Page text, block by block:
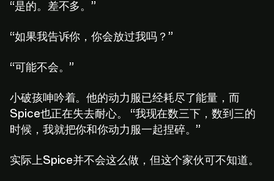
“是的。差不多。”
“如果我告诉你，你会放过我吗？”
“可能不会。”
小破孩呻吟着。他的动力服已经耗尽了能量，而
Spice也正在失去耐心。 “我现在数三下，数到三的
时候，我就把你和你动力服一起捏碎。”
实际上Spice并不会这么做，但这个家伙可不知道。